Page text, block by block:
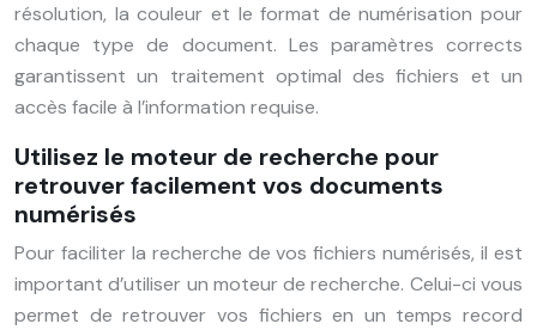
résolution, la couleur et le format de numérisation pour
chaque type de document. Les paramètres corrects
garantissent un traitement optimal des fichiers et un
accès facile à l’information requise.
Utilisez le moteur de recherche pour
retrouver facilement vos documents
numérisés
Pour faciliter la recherche de vos fichiers numérisés, il est
important d’utiliser un moteur de recherche. Celui-ci vous
permet de retrouver vos fichiers en un temps record